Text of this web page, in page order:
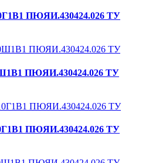
ПЮЯИ.430424.026 ТУ
ПЮЯИ.430424.026 ТУ
ПЮЯИ.430424.026 ТУ